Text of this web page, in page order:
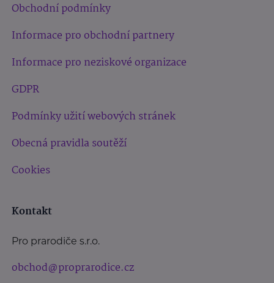
Obchodní podmínky
Informace pro obchodní partnery
Informace pro neziskové organizace
GDPR
Podmínky užití webových stránek
Obecná pravidla soutěží
Cookies
Kontakt
Pro prarodiče s.r.o.
obchod@proprarodice.cz